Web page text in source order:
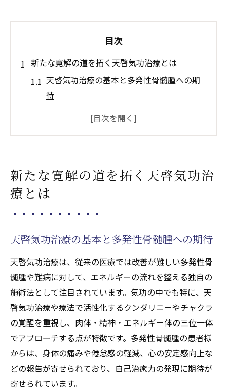
目次
新たな寛解の道を拓く天啓気功治療とは
天啓気功治療の基本と多発性骨髄腫への期
待
難病寛解を目指す天啓気功治療の特徴とは
天啓気功治療が心身へもたらす変容の実際
多発性骨髄腫に挑む気功施術(天啓気功治療や療
法)の真価を探る
難病に効く施術法としての気功治療の実際
天啓気功治療や療法で活性化するクンダリ
ニー覚醒と多発性骨髄腫の改善例
天啓気功治療や療法で活性化するチャクラ
活性化で施術効果が高まる理由
天啓気功治療の施術手順と体感ポイント
難病改善を目指す天啓気功治療や療法で活性化
するクンダリニー覚醒体験
天啓気功治療と天啓気功治療や療法で活性
新たな寛解の道を拓く天啓気功治
療とは
天啓気功治療の基本と多発性骨髄腫への期待
天啓気功治療は、従来の医療では改善が難しい多発性骨
髄腫や難病に対して、エネルギーの流れを整える独自の
施術法として注目されています。気功の中でも特に、天
啓気功治療や療法で活性化するクンダリニーやチャクラ
の覚醒を重視し、肉体・精神・エネルギー体の三位一体
でアプローチする点が特徴です。多発性骨髄腫の患者様
からは、身体の痛みや倦怠感の軽減、心の安定感向上な
どの報告が寄せられており、自己治癒力の発現に期待が
寄せられています。